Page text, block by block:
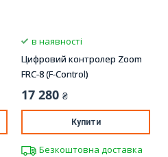
в наявності
Цифровий контролер Zoom
FRC-8 (F-Control)
17 280 ₴
Купити
Безкоштовна доставка